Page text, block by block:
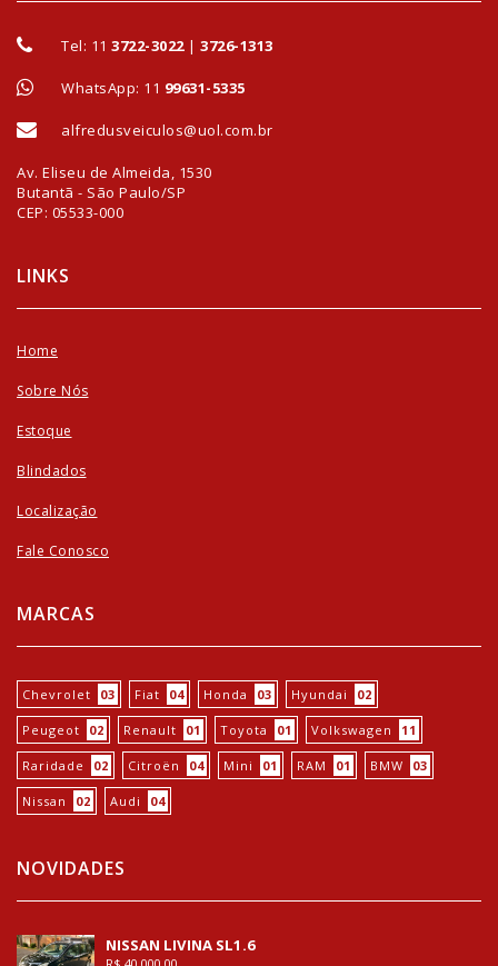
Tel: 11 3722-3022| 3726-1313
WhatsApp: 11 99631-5335
alfredusveiculos@uol.com.br
Av. Eliseu de Almeida, 1530
Butantã - São Paulo/SP
CEP: 05533-000
LINKS
Home
Sobre Nós
Estoque
Blindados
Localização
Fale Conosco
MARCAS
Chevrolet 03 Fiat 04 Honda 03 Hyundai 02
Peugeot 02 Renault 01 Toyota 01 Volkswagen 11
Raridade 02 Citroën 04 Mini 01 RAM 01 BMW 03
Nissan 02 Audi 04
NOVIDADES
NISSAN LIVINA SL1.6